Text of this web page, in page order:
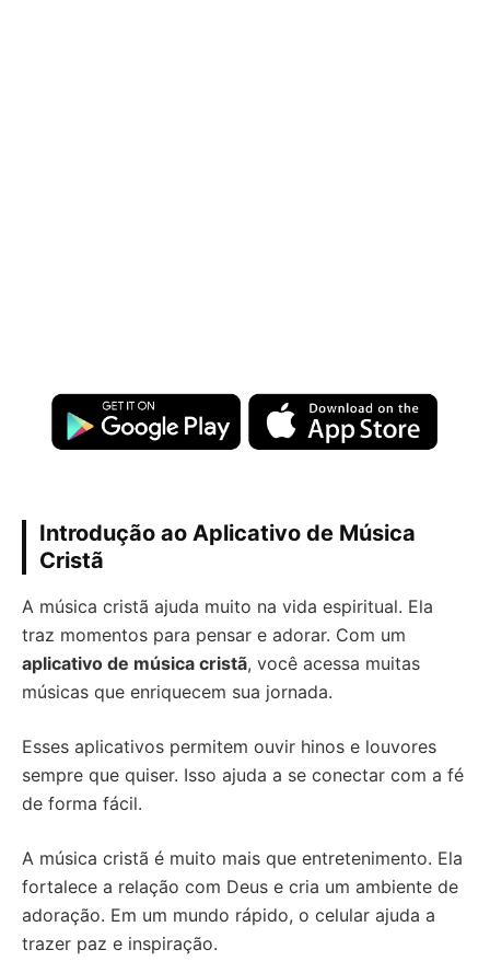
Introdução ao Aplicativo de Música
Cristã
A música cristã ajuda muito na vida espiritual. Ela
traz momentos para pensar e adorar. Com um
aplicativo de música cristã, você acessa muitas
músicas que enriquecem sua jornada.
Esses aplicativos permitem ouvir hinos e louvores
sempre que quiser. Isso ajuda a se conectar com a fé
de forma fácil.
A música cristã é muito mais que entretenimento. Ela
fortalece a relação com Deus e cria um ambiente de
adoração. Em um mundo rápido, o celular ajuda a
trazer paz e inspiração.